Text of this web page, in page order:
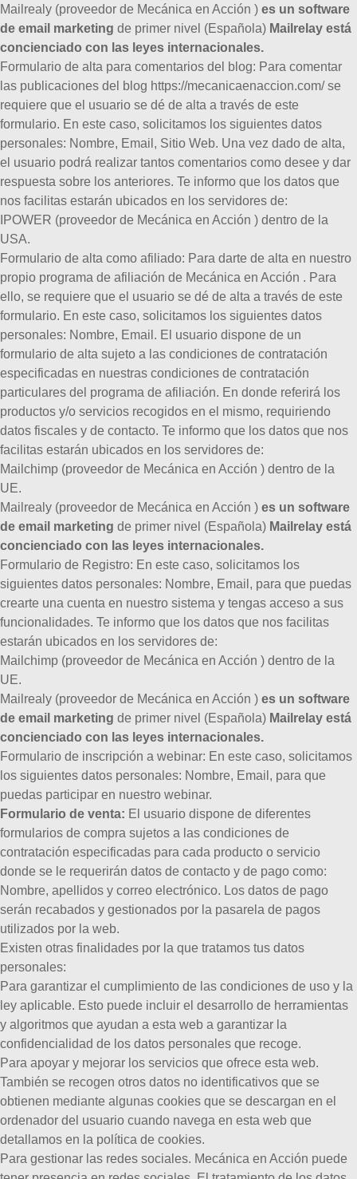
Mailrealy (proveedor de Mecánica en Acción ) es un software
de email marketing de primer nivel (Española) Mailrelay está
concienciado con las leyes internacionales.
Formulario de alta para comentarios del blog: Para comentar
las publicaciones del blog https://mecanicaenaccion.com/ se
requiere que el usuario se dé de alta a través de este
formulario. En este caso, solicitamos los siguientes datos
personales: Nombre, Email, Sitio Web. Una vez dado de alta,
el usuario podrá realizar tantos comentarios como desee y dar
respuesta sobre los anteriores. Te informo que los datos que
nos facilitas estarán ubicados en los servidores de:
IPOWER (proveedor de Mecánica en Acción ) dentro de la
USA.
Formulario de alta como afiliado: Para darte de alta en nuestro
propio programa de afiliación de Mecánica en Acción . Para
ello, se requiere que el usuario se dé de alta a través de este
formulario. En este caso, solicitamos los siguientes datos
personales: Nombre, Email. El usuario dispone de un
formulario de alta sujeto a las condiciones de contratación
especificadas en nuestras condiciones de contratación
particulares del programa de afiliación. En donde referirá los
productos y/o servicios recogidos en el mismo, requiriendo
datos fiscales y de contacto. Te informo que los datos que nos
facilitas estarán ubicados en los servidores de:
Mailchimp (proveedor de Mecánica en Acción ) dentro de la
UE.
Mailrealy (proveedor de Mecánica en Acción ) es un software
de email marketing de primer nivel (Española) Mailrelay está
concienciado con las leyes internacionales.
Formulario de Registro: En este caso, solicitamos los
siguientes datos personales: Nombre, Email, para que puedas
crearte una cuenta en nuestro sistema y tengas acceso a sus
funcionalidades. Te informo que los datos que nos facilitas
estarán ubicados en los servidores de:
Mailchimp (proveedor de Mecánica en Acción ) dentro de la
UE.
Mailrealy (proveedor de Mecánica en Acción ) es un software
de email marketing de primer nivel (Española) Mailrelay está
concienciado con las leyes internacionales.
Formulario de inscripción a webinar: En este caso, solicitamos
los siguientes datos personales: Nombre, Email, para que
puedas participar en nuestro webinar.
Formulario de venta: El usuario dispone de diferentes
formularios de compra sujetos a las condiciones de
contratación especificadas para cada producto o servicio
donde se le requerirán datos de contacto y de pago como:
Nombre, apellidos y correo electrónico. Los datos de pago
serán recabados y gestionados por la pasarela de pagos
utilizados por la web.
Existen otras finalidades por la que tratamos tus datos
personales:
Para garantizar el cumplimiento de las condiciones de uso y la
ley aplicable. Esto puede incluir el desarrollo de herramientas
y algoritmos que ayudan a esta web a garantizar la
confidencialidad de los datos personales que recoge.
Para apoyar y mejorar los servicios que ofrece esta web.
También se recogen otros datos no identificativos que se
obtienen mediante algunas cookies que se descargan en el
ordenador del usuario cuando navega en esta web que
detallamos en la política de cookies.
Para gestionar las redes sociales. Mecánica en Acción puede